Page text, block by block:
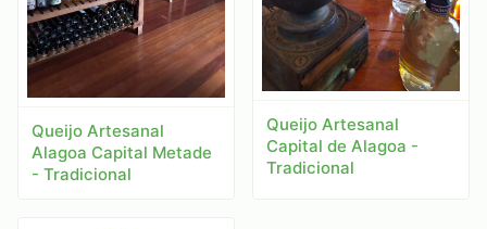
Queijo Artesanal
Alagoa Capital Metade
- Tradicional
Queijo Artesanal
Capital de Alagoa -
Tradicional